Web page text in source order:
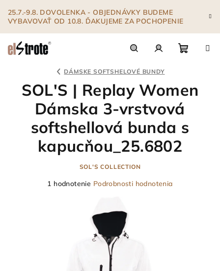
obsah
25.7.-9.8. DOVOLENKA - OBJEDNÁVKY BUDEME
VYBAVOVAŤ OD 10.8. ĎAKUJEME ZA POCHOPENIE
košík
DÁMSKE SOFTSHELOVÉ BUNDY
SOL'S | Replay Women
Dámska 3-vrstvová
softshellová bunda s
kapucňou_25.6802
SOL'S COLLECTION
Priemerné
1 hodnotenie Podrobnosti hodnotenia